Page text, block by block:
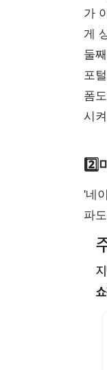
가
게
둘
포
폼
시
2️⃣
'네
파